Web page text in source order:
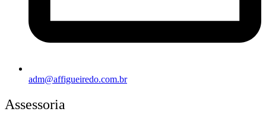
adm@affigueiredo.com.br
Assessoria